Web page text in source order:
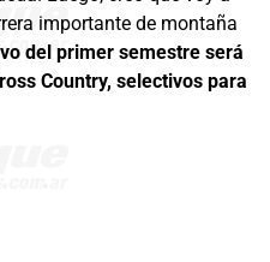
importante de montaña
del primer semestre será
Country, selectivos para